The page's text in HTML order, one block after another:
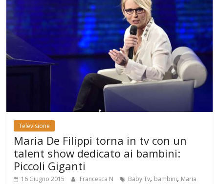
Televisione
Maria De Filippi torna in tv con un
talent show dedicato ai bambini:
Piccoli Giganti
16 Giugno 2015 Francesca N Baby Tv, bambini, Maria